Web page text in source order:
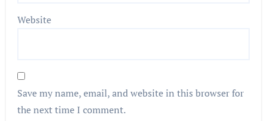
Website
Save my name, email, and website in this browser for
the next time I comment.